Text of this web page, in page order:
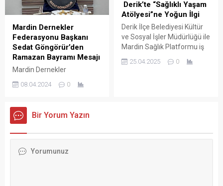
Mardin Dernekler
Federasyonu Başkanı
Sedat Göngörür’den
Ramazan Bayramı Mesajı
Mardin Dernekler
Federasyonu Başkanı Sedat
Göngörür, Ramazan
yayımladığı mesajında, birlik
ve kardeşlik duygularının
08.04.2024 0
Derik’te “Sağlıklı Yaşam
Atölyesi”ne Yoğun İlgi
Derik İlçe Belediyesi Kültür
ve Sosyal İşler Müdürlüğü ile
Mardin Sağlık Platformu iş
“Madde Bağımlılığı ve
25.04.2025 0
Bir Yorum Yazın